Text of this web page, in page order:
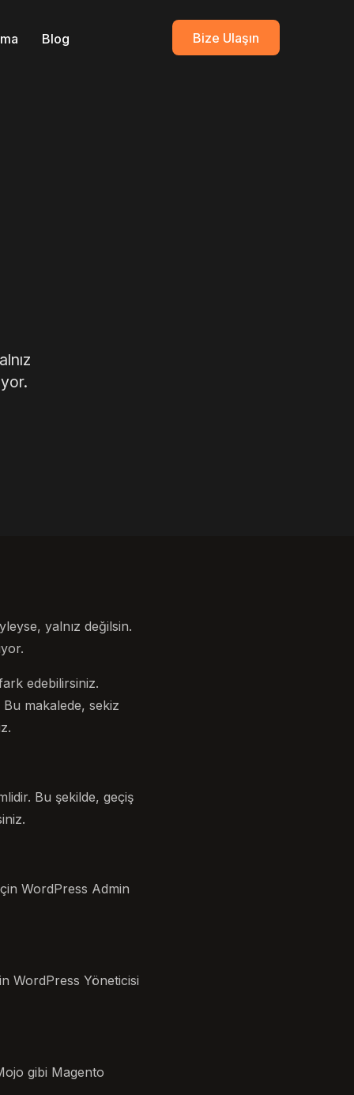
Blog Bize Ulaşın
yalnız değilsin.
edebilirsiniz.
makalede, sekiz
Bu şekilde, geçiş
WordPress Admin
WordPress Yöneticisi
gibi Magento